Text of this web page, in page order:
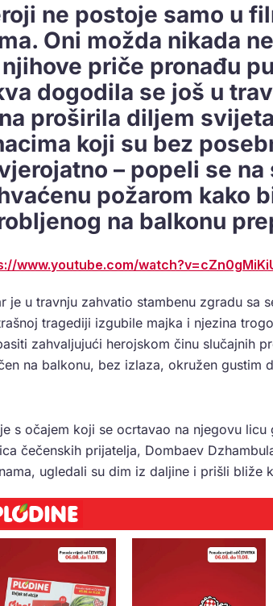
ne postoje samo u
Oni možda nikada
priče pronađu
dogodila se još u
proširila diljem
koji su bez
– popeli se
požarom kako
na balkonu
www.youtube.com/
je u travnju zahvatio stambenu zgradu sa
tragediji izgubile majka i njezina
zahvaljujući herojskom činu slučajnih
na balkonu, bez izlaza, okružen gustim
s očajem koji se ocrtavao na njegovu
čečenskih prijatelja, Dombaev
ugledali su dim iz daljine i prišli bliže